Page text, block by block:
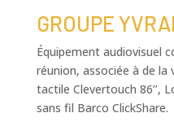
GROUPE
Équipement audiovisuel
réunion, associée à de la
tactile Clevertouch 86’’,
sans fil Barco ClickShare.